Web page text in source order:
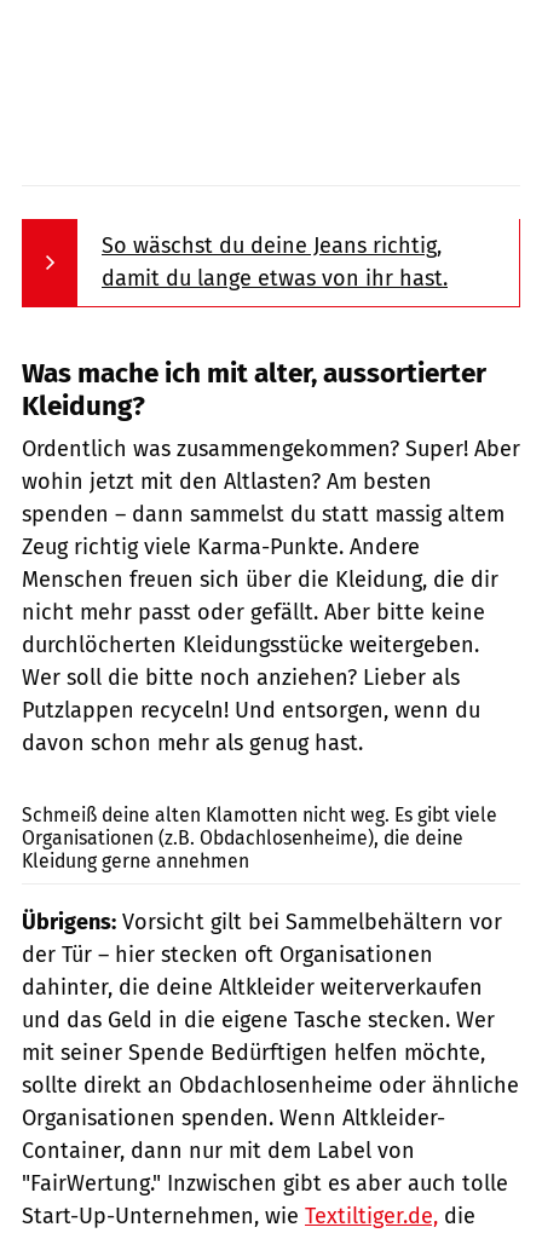
So wäschst du deine Jeans richtig,
damit du lange etwas von ihr hast.
Was mache ich mit alter, aussortierter
Kleidung?
Ordentlich was zusammengekommen? Super! Aber
wohin jetzt mit den Altlasten? Am besten
spenden – dann sammelst du statt massig altem
Zeug richtig viele Karma-Punkte. Andere
Menschen freuen sich über die Kleidung, die dir
nicht mehr passt oder gefällt. Aber bitte keine
durchlöcherten Kleidungsstücke weitergeben.
Wer soll die bitte noch anziehen? Lieber als
Putzlappen recyceln! Und entsorgen, wenn du
davon schon mehr als genug hast.
Schmeiß deine alten Klamotten nicht weg. Es gibt viele
Organisationen (z.B. Obdachlosenheime), die deine
Kleidung gerne annehmen
Übrigens: Vorsicht gilt bei Sammelbehältern vor
der Tür – hier stecken oft Organisationen
dahinter, die deine Altkleider weiterverkaufen
und das Geld in die eigene Tasche stecken. Wer
mit seiner Spende Bedürftigen helfen möchte,
sollte direkt an Obdachlosenheime oder ähnliche
Organisationen spenden. Wenn Altkleider-
Container, dann nur mit dem Label von
"FairWertung." Inzwischen gibt es aber auch tolle
Start-Up-Unternehmen, wie Textiltiger.de, die